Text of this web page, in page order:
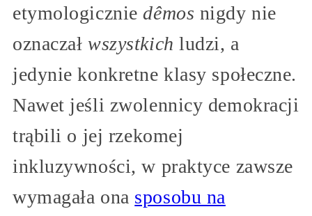
etymologiczniedêmos nigdy nie
oznaczałwszystkich ludzi, a
jedynie konkretne klasy społeczne.
Nawet jeśli zwolennicy demokracji
trąbili o jej rzekomej
inkluzywności, w praktyce zawsze
wymagała ona sposobu na